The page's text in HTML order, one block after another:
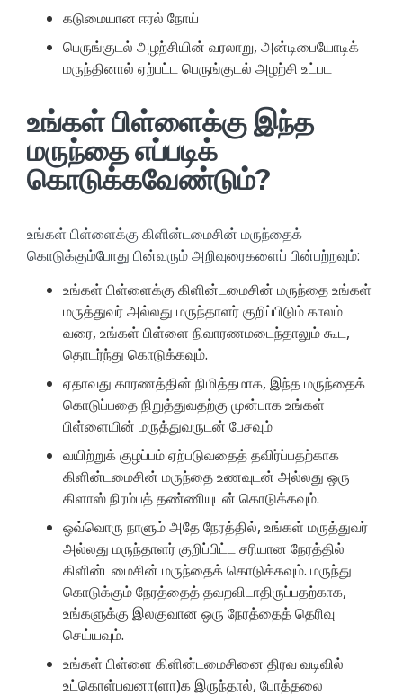
கடுமையான ஈரல் நோய்
பெருங்குடல் அழற்சியின் வரலாறு, அன்டிபையோடிக்
மருந்தினால் ஏற்பட்ட பெருங்குடல் அழற்சி உட்பட
உங்கள் பிள்ளைக்கு இந்த
மருந்தை எப்படிக்
கொடுக்கவேண்டும்?
உங்கள் பிள்ளைக்கு கிளின்டமைசின் மருந்தைக்
கொடுக்கும்போது பின்வரும் அறிவுரைகளைப் பின்பற்றவும்:
உங்கள் பிள்ளைக்கு கிளின்டமைசின் மருந்தை உங்கள்
மருத்துவர் அல்லது மருந்தாளர் குறிப்பிடும் காலம்
வரை, உங்கள் பிள்ளை நிவாரணமடைந்தாலும் கூட,
தொடர்ந்து கொடுக்கவும்.
ஏதாவது காரணத்தின் நிமித்தமாக, இந்த மருந்தைக்
கொடுப்பதை நிறுத்துவதற்கு முன்பாக உங்கள்
பிள்ளையின் மருத்துவருடன் பேசவும்
வயிற்றுக் குழப்பம் ஏற்படுவதைத் தவிர்ப்பதற்காக
கிளின்டமைசின் மருந்தை உணவுடன் அல்லது ஒரு
கிளாஸ் நிரம்பத் தண்ணியுடன் கொடுக்கவும்.
ஒவ்வொரு நாளும் அதே நேரத்தில், உங்கள் மருத்துவர்
அல்லது மருந்தாளர் குறிப்பிட்ட சரியான நேரத்தில்
கிளின்டமைசின் மருந்தைக் கொடுக்கவும். மருந்து
கொடுக்கும் நேரத்தைத் தவறவிடாதிருப்பதற்காக,
உங்களுக்கு இலகுவான ஒரு நேரத்தைத் தெரிவு
செய்யவும்.
உங்கள் பிள்ளை கிளின்டமைசினை திரவ வடிவில்
உட்கொள்பவனா(ளா)க இருந்தால், போத்தலை